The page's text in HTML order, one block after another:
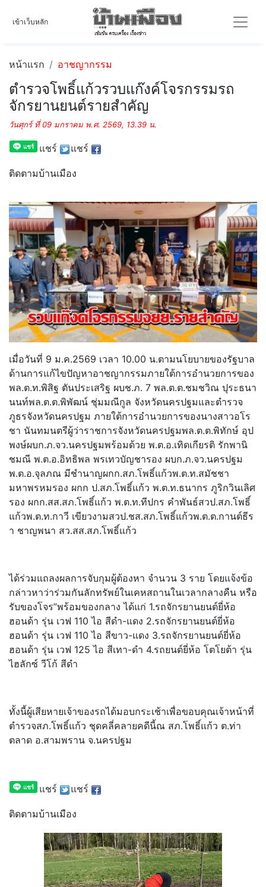
เข้าเว็บหลัก
หน้าแรก อาชญากรรม
ตำรวจโพธิ์แก้วรวบแก๊งค์โจรกรรมรถ
จักรยานยนต์รายสำคัญ
วันศุกร์ ที่ 09 มกราคม พ.ศ. 2569, 13.39 น.
แชร์ แชร์
ติดตามบ้านเมือง
เมื่อวันที่ 9 ม.ค.2569 เวลา 10.00 น.ตามนโยบายของรัฐบาล
ด้านการแก้ไขปัญหาอาชญากรรมภายใต้การอำนวยการของ
พล.ต.ท.พิสิฐ ตันประเสริฐ ผบช.ภ. 7 พล.ต.ต.ชมชวิณ ปุระธนา
นนท์พล.ต.ต.พิพัฒน์ ชุ่มมณีกูล จังหวัดนครปฐมและตำรวจ
ภูธรจังหวัดนครปฐม ภายใต้การอำนวยการของนางสาวอโร
ชา นันทมนตรีผู้ว่าราชการจังหวัดนครปฐมพล.ต.ต.พิทักษ์ อุป
พงษ์ผบก.ภ.จว.นครปฐมพร้อมด้วย พ.ต.อ.เทิดเกียรติ รักพานิ
ชมณี พ.ต.อ.อิทธิพล พรเทวบัญชารอง ผบก.ภ.จว.นครปฐม
พ.ต.อ.จุลภณ มีชำนาญผกก.สภ.โพธิ์แก้วพ.ต.ท.สมัชชา
มหาพรหมรอง ผกก ป.สภ.โพธิ์แก้ว พ.ต.ท.ธนากร ภูริกวินเลิศ
รอง ผกก.สส.สภ.โพธิ์แก้ว พ.ต.ท.ทีปกร คำพันธ์สวป.สภ.โพธิ์
แก้วพ.ต.ท.กาวี เขียวงามสวป.ชส.สภ.โพธิ์แก้วพ.ต.ต.กานต์ธีร
า ชาญพนา สว.สส.สภ.โพธิ์แก้ว
ได้ร่วมแถลงผลการจับกุมผู้ต้องหา จำนวน 3 ราย โดยแจ้งข้อ
กล่าวหาว่าร่วมกันลักทรัพย์ในเคหสถานในเวลากลางคืน หรือ
รับของโจร”พร้อมของกลาง ได้แก่ 1.รถจักรยานยนต์ยี่ห้อ
ฮอนด้า รุ่น เวฟ 110 ไอ สีดำ-แดง 2.รถจักรยานยนต์ยี่ห้อ
ฮอนด้า รุ่น เวฟ 110 ไอ สีขาว-แดง 3.รถจักรยานยนต์ยี่ห้อ
ฮอนด้า รุ่น เวฟ 125 ไอ สีเทา-ดำ 4.รถยนต์ยี่ห้อ โตโยต้า รุ่น
ไฮลักซ์ วีโก้ สีดำ
ทั้งนี้ผู้เสียหายเจ้าของรถได้มอบกระเช้าเพื่อขอบคุณเจ้าหน้าที่
ตำรวจสภ.โพธิ์แก้ว ชุดคลี่คลายคดีนี้ณ สภ.โพธิ์แก้ว ต.ท่า
ตลาด อ.สามพราน จ.นครปฐม
แชร์ แชร์
ติดตามบ้านเมือง